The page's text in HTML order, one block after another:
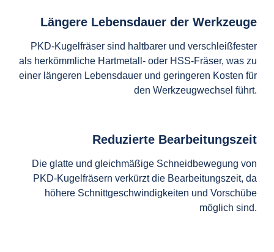
Längere Lebensdauer der Werkzeuge
PKD-Kugelfräser sind haltbarer und verschleißfester
als herkömmliche Hartmetall- oder HSS-Fräser, was zu
einer längeren Lebensdauer und geringeren Kosten für
den Werkzeugwechsel führt.
Reduzierte Bearbeitungszeit
Die glatte und gleichmäßige Schneidbewegung von
PKD-Kugelfräsern verkürzt die Bearbeitungszeit, da
höhere Schnittgeschwindigkeiten und Vorschübe
möglich sind.